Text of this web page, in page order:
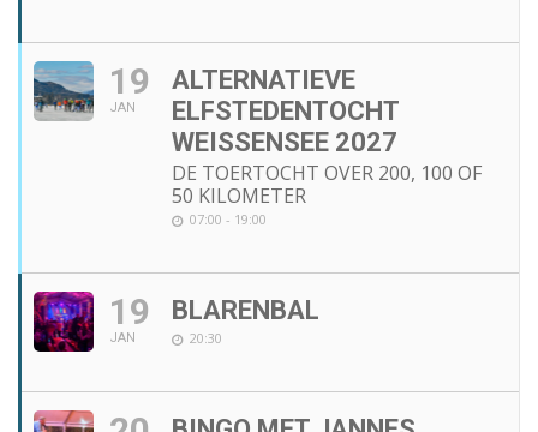
19
JAN
ALTERNATIEVE
ELFSTEDENTOCHT
WEISSENSEE 2027
DE TOERTOCHT OVER 200, 100 OF
50 KILOMETER
07:00 - 19:00
19
JAN
BLARENBAL
20:30